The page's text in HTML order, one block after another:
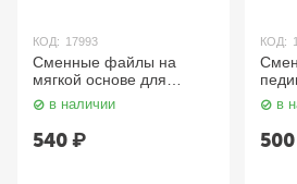
КОД: 17993
Сменные файлы на
мягкой основе для
педикюрного диска
Pododisk PRO L 100 грит
PDFS-25-100 Сталекс
в наличии
540₽
КОД:
25-
в
500